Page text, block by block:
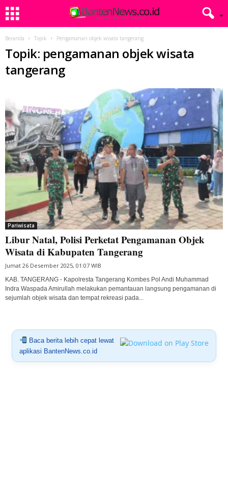
Beranda Topik Pengamanan objek wisata tangerang
Topik: pengamanan objek wisata
tangerang
Pariwisata
Libur Natal, Polisi Perketat Pengamanan Objek
Wisata di Kabupaten Tangerang
Jumat 26 Desember 2025, 01:07 WIB
KAB. TANGERANG - Kapolresta Tangerang Kombes Pol Andi Muhammad
Indra Waspada Amirullah melakukan pemantauan langsung pengamanan di
sejumlah objek wisata dan tempat rekreasi pada...
Baca berita lebih cepat lewat
aplikasi BantenNews.co.id